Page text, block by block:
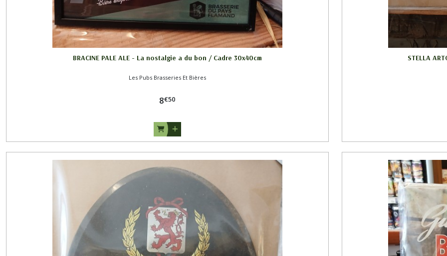
BRACINE PALE ALE - La nostalgie a du bon / Cadre 30x40cm
Les Pubs Brasseries Et Bières
8€50
STELLA